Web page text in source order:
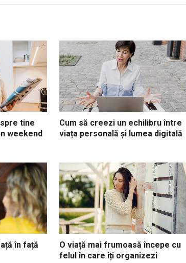
tine
weekend
Cum să creezi un echilibru între
viața personală și lumea digitală
în față
O viață mai frumoasă începe cu
felul în care îți organizezi